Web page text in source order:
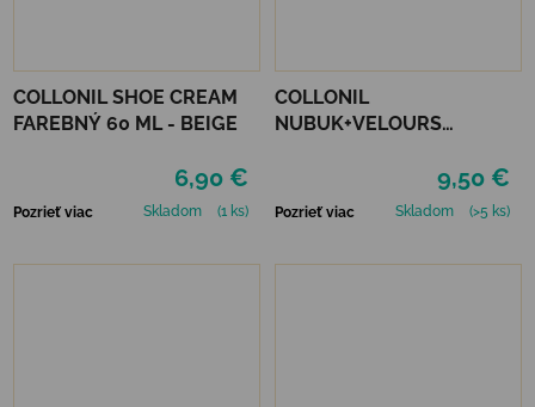
COLLONIL SHOE CREAM
FAREBNÝ 60 ML - BEIGE
6,90 €
Pozrieť viac Skladom (1 ks)
COLLONIL
NUBUK+VELOURS
9,50 €
Pozrieť viac Skladom (>5 ks)